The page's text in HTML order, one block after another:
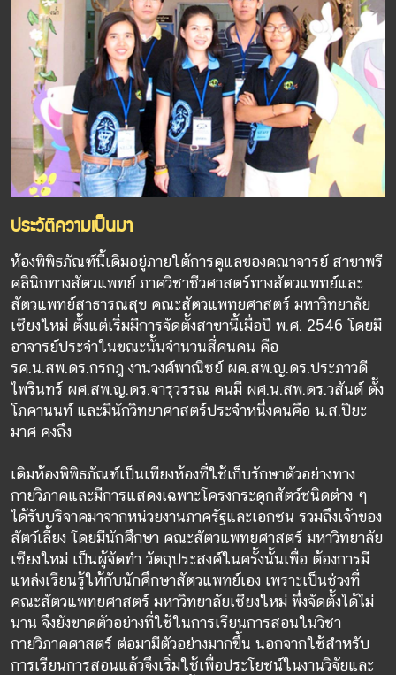
ประวัติความเป็นมา
ห้องพิพิธภัณฑ์นี้เดิมอยู่ภายใต้การดูแลของคณาจารย์ สาขาพรี
คลินิกทางสัตวแพทย์ ภาควิชาชีวศาสตร์ทางสัตวแพทย์และ
สัตวแพทย์สาธารณสุข คณะสัตวแพทยศาสตร์ มหาวิทยาลัย
เชียงใหม่ ตั้งแต่เริ่มมีการจัดตั้งสาขานี้เมื่อปี พ.ศ. 2546 โดยมี
อาจารย์ประจำในขณะนั้นจำนวนสี่คนคน คือ
รศ.น.สพ.ดร.กรกฎ งานวงศ์พาณิชย์ ผศ.สพ.ญ.ดร.ประภาวดี
ไพรินทร์ ผศ.สพ.ญ.ดร.จารุวรรณ คนมี ผศ.น.สพ.ดร.วสันต์ ตั้ง
โภคานนท์ และมีนักวิทยาศาสตร์ประจำหนึ่งคนคือ น.ส.ปิยะ
มาศ คงถึง
เดิมห้องพิพิธภัณฑ์เป็นเพียงห้องที่ใช้เก็บรักษาตัวอย่างทาง
กายวิภาคและมีการแสดงเฉพาะโครงกระดูกสัตว์ชนิดต่าง ๆ
ได้รับบริจาคมาจากหน่วยงานภาครัฐและเอกชน รวมถึงเจ้าของ
สัตว์เลี้ยง โดยมีนักศึกษา คณะสัตวแพทยศาสตร์ มหาวิทยาลัย
เชียงใหม่ เป็นผู้จัดทำ วัตถุประสงค์ในครั้งนั้นเพื่อ ต้องการมี
แหล่งเรียนรู้ให้กับนักศึกษาสัตวแพทย์เอง เพราะเป็นช่วงที่
คณะสัตวแพทยศาสตร์ มหาวิทยาลัยเชียงใหม่ พึ่งจัดตั้งได้ไม่
นาน จึงยังขาดตัวอย่างที่ใช้ในการเรียนการสอนในวิชา
กายวิภาคศาสตร์ ต่อมามีตัวอย่างมากขึ้น นอกจากใช้สำหรับ
การเรียนการสอนแล้วจึงเริ่มใช้เพื่อประโยชน์ในงานวิจัยและ